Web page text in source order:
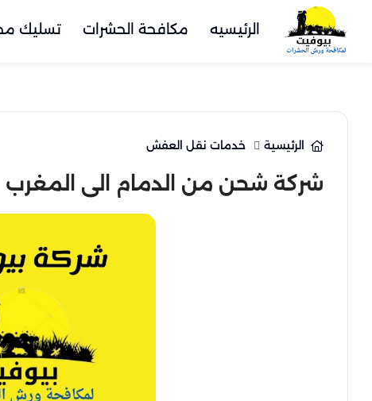
الرئيسيه مكافحة الحشرات تسليك
الرئيسية خدمات نقل العفش
شركة شحن من الدمام الى المغرب